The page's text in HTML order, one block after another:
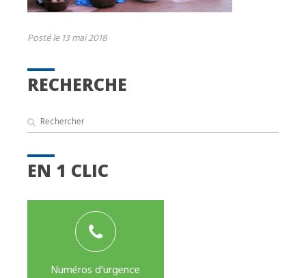
RECHERCHE
EN 1 CLIC
Numéros d'urgence
Posté le 13 mai 2018